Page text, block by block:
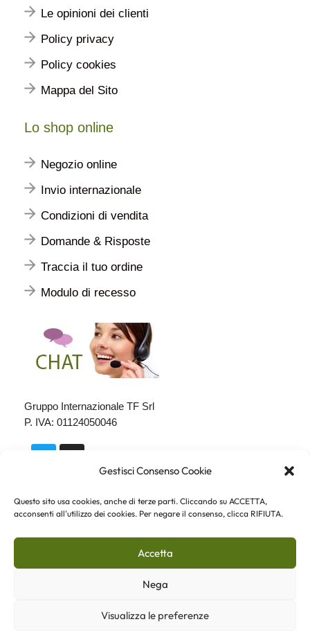
Gestisci Consenso Cookie
Questo sito usa cookies, anche di terze parti. Cliccando su ACCETTA,
acconsenti all'utilizzo dei cookies. Per negare il consenso, clicca RIFIUTA.
Accetta
Nega
Visualizza le preferenze
Le opinioni dei clienti
Policy privacy
Policy cookies
Mappa del Sito
Lo shop online
Negozio online
Invio internazionale
Condizioni di vendita
Domande & Risposte
Traccia il tuo ordine
Modulo di recesso
Gruppo Internazionale TF Srl
P. IVA: 01124050046
Indirizzo email: info@fiorista.it
Pagamenti sicuri con PayPal, anche senza un conto